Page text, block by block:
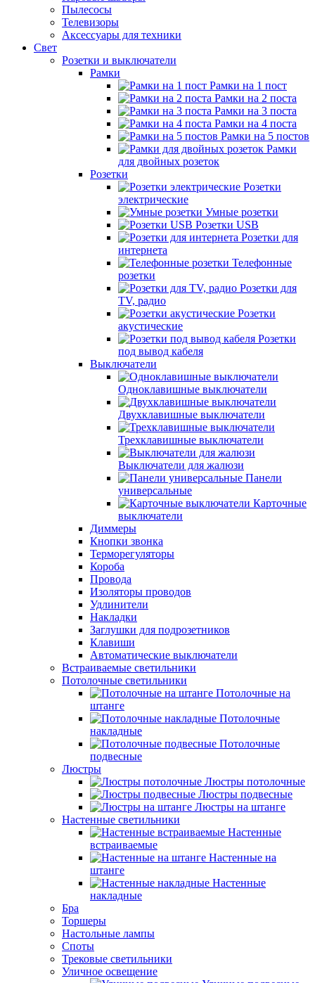
Пылесосы
Телевизоры
Аксессуары для техники
Свет
Розетки и выключатели
Рамки
Рамки на 1 пост
Рамки на 2 поста
Рамки на 3 поста
Рамки на 4 поста
Рамки на 5 постов
Рамки
для двойных розеток
Розетки
Розетки
электрические
Умные розетки
Розетки USB
Розетки для
интернета
Телефонные
розетки
Розетки для
TV, радио
Розетки
акустические
Розетки
под вывод кабеля
Выключатели
Одноклавишные выключатели
Двухклавишные выключатели
Трехклавишные выключатели
Выключатели для жалюзи
Панели
универсальные
Карточные
выключатели
Диммеры
Кнопки звонка
Терморегуляторы
Короба
Провода
Изоляторы проводов
Удлинители
Накладки
Заглушки для подрозетников
Клавиши
Автоматические выключатели
Встраиваемые светильники
Потолочные светильники
Потолочные на
штанге
Потолочные
накладные
Потолочные
подвесные
Люстры
Люстры потолочные
Люстры подвесные
Люстры на штанге
Настенные светильники
Настенные
встраиваемые
Настенные на
штанге
Настенные
накладные
Бра
Торшеры
Настольные лампы
Споты
Трековые светильники
Уличное освещение